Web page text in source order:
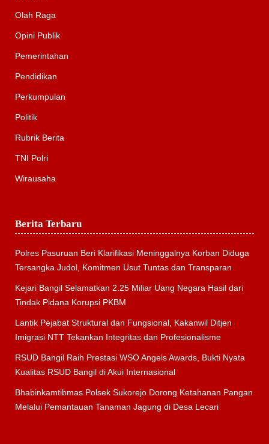
Olah Raga
Opini Publik
Pemerintahan
Pendidikan
Perkumpulan
Politik
Rubrik Berita
TNI Polri
Wirausaha
Berita Terbaru
Polres Pasuruan Beri Klarifikasi Meninggalnya Korban Diduga
Tersangka Judol, Komitmen Usut Tuntas dan Transparan
Kejari Bangil Selamatkan 2.25 Miliar Uang Negara Hasil dari
Tindak Pidana Korupsi PKBM
Lantik Pejabat Struktural dan Fungsional, Kakanwil Ditjen
Imigrasi NTT Tekankan Integritas dan Profesionalisme
RSUD Bangil Raih Prestasi WSO Angels Awards, Bukti Nyata
Kualitas RSUD Bangil di Akui Internasional
Bhabinkamtibmas Polsek Sukorejo Dorong Ketahanan Pangan
Melalui Pemantauan Tanaman Jagung di Desa Lecari